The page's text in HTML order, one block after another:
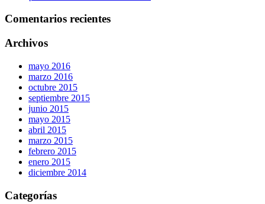
Comentarios recientes
Archivos
mayo 2016
marzo 2016
octubre 2015
septiembre 2015
junio 2015
mayo 2015
abril 2015
marzo 2015
febrero 2015
enero 2015
diciembre 2014
Categorías